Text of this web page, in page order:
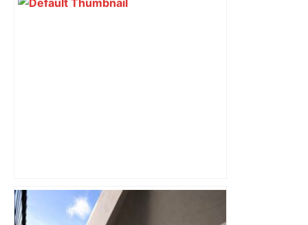
DIRECT. Finale de Top 14 Toulouse-
Montpellier: après l'interruption, Leo